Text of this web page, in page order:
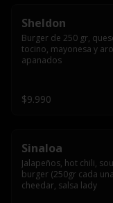
Sheldon
Burger de 250 gr,
tocino, mayonesa y
apanados
$9.990
Sinaloa
Jalapeños, hot chili,
burger (250gr cada
cheedar, salsa lady